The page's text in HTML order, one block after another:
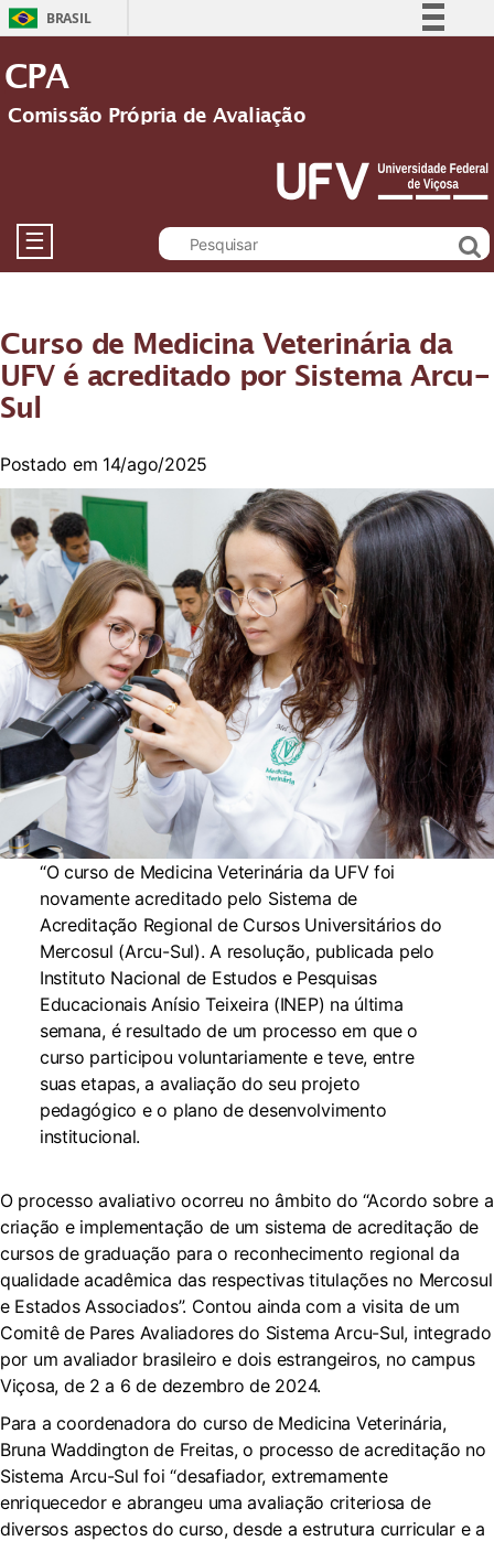
BRASIL
Legislação
CPA
Comissão Própria de Avaliação
☰
Curso de Medicina Veterinária da
UFV é acreditado por Sistema Arcu-
Sul
Postado em 14/ago/2025
“O curso de Medicina Veterinária da UFV foi
novamente acreditado pelo Sistema de
Acreditação Regional de Cursos Universitários do
Mercosul (Arcu-Sul). A resolução, publicada pelo
Instituto Nacional de Estudos e Pesquisas
Educacionais Anísio Teixeira (INEP) na última
semana, é resultado de um processo em que o
curso participou voluntariamente e teve, entre
suas etapas, a avaliação do seu projeto
pedagógico e o plano de desenvolvimento
institucional.
O processo avaliativo ocorreu no âmbito do “Acordo sobre a
criação e implementação de um sistema de acreditação de
cursos de graduação para o reconhecimento regional da
qualidade acadêmica das respectivas titulações no Mercosul
e Estados Associados”. Contou ainda com a visita de um
Comitê de Pares Avaliadores do Sistema Arcu-Sul, integrado
por um avaliador brasileiro e dois estrangeiros, no campus
Viçosa, de 2 a 6 de dezembro de 2024.
Para a coordenadora do curso de Medicina Veterinária,
Bruna Waddington de Freitas, o processo de acreditação no
Sistema Arcu-Sul foi “desafiador, extremamente
enriquecedor e abrangeu uma avaliação criteriosa de
diversos aspectos do curso, desde a estrutura curricular e a